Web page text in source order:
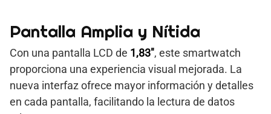
Pantalla Amplia y Nítida
Con una pantalla LCD de 1,83″, este smartwatch
proporciona una experiencia visual mejorada. La
nueva interfaz ofrece mayor información y detalles
en cada pantalla, facilitando la lectura de datos